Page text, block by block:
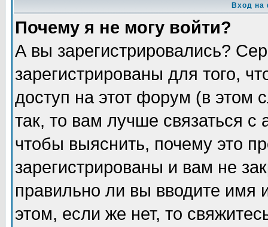
Вход на
Почему я не могу войти?
А вы зарегистрировались?
зарегистрированы для того,
доступ на этот форум (в этом
так, то вам лучше связаться
чтобы выяснить, почему это
зарегистрированы и вам не
правильно ли вы вводите
этом, если же нет, то